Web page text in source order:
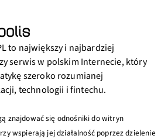
to największy i najbardziej
serwis w polskim Internecie, który
szeroko rozumianej
technologii i fintechu.
znajdować się odnośniki do witryn
wspierają jej działalność poprzez dzielenie